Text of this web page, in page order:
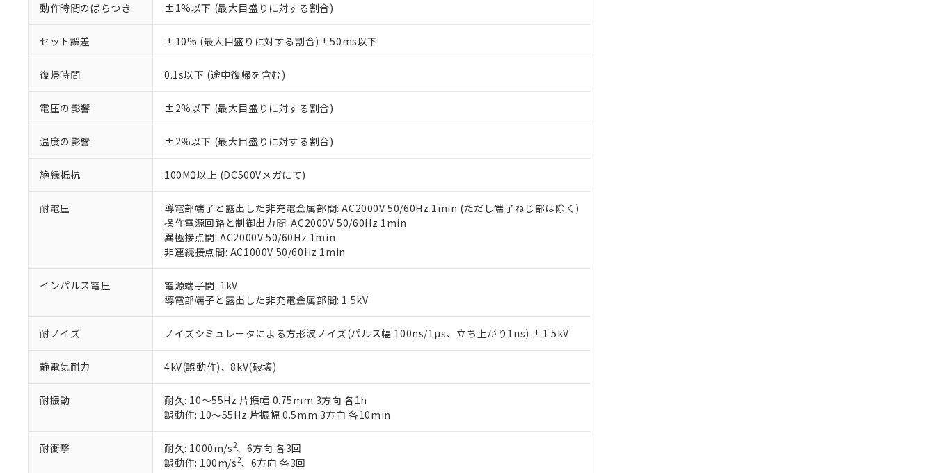
動作時間のばらつき ±1%以下 (最大目盛りに対する割合)
セット誤差 ±10% (最大目盛りに対する割合)±50ms以下
復帰時間 0.1s以下 (途中復帰を含む)
電圧の影響 ±2%以下 (最大目盛りに対する割合)
温度の影響 ±2%以下 (最大目盛りに対する割合)
絶縁抵抗 100MΩ以上 (DC500Vメガにて)
耐電圧
導電部端子と露出した非充電金属部間: AC2000V 50/60Hz 1min (ただし端子ねじ部は除く)
操作電源回路と制御出力間: AC2000V 50/60Hz 1min
異極接点間: AC2000V 50/60Hz 1min
非連続接点間: AC1000V 50/60Hz 1min
インパルス電圧
電源端子間: 1kV
導電部端子と露出した非充電金属部間: 1.5kV
耐ノイズ ノイズシミュレータによる方形波ノイズ(パルス幅 100ns/1µs、立ち上がり1ns) ±1.5kV
静電気耐力 4kV(誤動作)、8kV(破壊)
耐振動
耐久: 10～55Hz 片振幅 0.75mm 3方向 各1h
誤動作: 10～55Hz 片振幅 0.5mm 3方向 各10min
耐衝撃 耐久: 1000m/s2、6方向 各3回
誤動作: 100m/s2、6方向 各3回
ご利用条件
以下の条件をお読みいただき、同意のうえご利用ください。
くものです。
当社制御機器事業取扱商品の中には、本サービスの対象外となる商品もあることをご了承ください。
在庫状況および標準価格照会結果は、記載している更新日時点での社内データに基づき作成されるも
のであり、閲覧された時点での実際の在庫および標準価格とは異なる場合があることをご了承くださ
い。
当社販売員にご相談ください。
オムロン制御機器販売店や当社販売拠点は「販売ネットワーク
」をご確認ください。
在庫状況および標準価格結果を当社の事前の承諾なく第三者に漏洩または開示しないようお願いしま
す。
マイパーツ機能（部品リスト作成サービス）をご利用いただくには、I-Webメンバーズにご登録され
が、当社の製品・サービスに関するお客様との取引・商談に必要な範囲で利用することをご了承くだ
さい。
※当社の共同利用者とは、"個人情報の共同利用に関して"
の「1.共同利用者の範囲」に記載されて
いる法人を指します。
対応予定なし：EU RoHS指令（10物質）の非含有に非対応の商品で、対応品を出す予定はありません。
調査・確認中：EU RoHS指令（10物質）の非含有の対応状況を調査中または確認中の商品です。
非該当品：ライセンス料など無形物で、有害物質有無と関係のない商品です。
仕入先様の事情により、非含有部品としていたものが、含有品と判明した場合などやむを得ず変更すること
があります。
鉛(Pb) 1000ppm以下、 水銀(Hg) 1000ppm以下、 カドミウム(Cd) 100ppm以下、
ル（DBP） 1000ppm以下、フタル酸ジイソブチル (DIBP) 1000ppm以下
※2 対応予定月
部品在庫の切り替え状況などにより、予定月が前後することがあります。
※3 非含有証明書ダウンロード
下記の非含有証明書をダウンロードすることができます。
EU RoHS指令（10物質）の非含有証明書
51物質の非含有証明書（当社基準）
また、RoHS指令のフタル酸エステル類４物質の対応では、対応完了までの期間は出荷製品に未対応品が
混在することから備考欄に対応日を記載しておりました。
既に当社にて対応品への在庫切替を完了していることから、特段のことがない限り、2022年1月12日よ
※1 中国RoHS○×表
「○」：最大均質材料含有率が中国RoHSの基準値以下であることを示します。
「×」：最大均質材料含有率が中国RoHSの基準値を超えていることを示します。
「－」：未確認です。当社販売部門へお問い合わせください。
*中国RoHS10物質の基準値 (GB/T26572)：
Pb(鉛) :1000ppm、 Hg(水銀) : 1000ppm、 Cd(カドミウム) : 100ppm、
Cr(Ⅵ)(六価クロム) : 1000ppm、 PBBs(ポリ臭化ビフェニル類) : 1000ppm、 PBDEs(ポリ臭化ジフェニルエーテル類) : 1000ppm、
DBP(フタル酸ジブチル) : 1000ppm、 DIBP(フタル酸ジイソブチル) : 1000ppm、 BBP(フタル酸ブチルベンジル) : 1000ppm、
DEHP(フタル酸ビス(2-エチルヘキシル)) : 1000ppm
※2 環境保護使用期限
「ｅ」：有害物質（10物質）のすべてが基準値以下であることを示します。
味します。
「－」：未確認です。当社販売部門へお問い合わせください。
当社は、これら貴社製品のうち、外国為替および外国貿易法に定める商品（以下｢規制貨物等」とい
う）を輸出または国外への提供する場合は、日本国政府の輸出許可(または役務取引許可)を取得する
当社は規制貨物を破棄する場合は、完全に破砕するなど、違法に輸出されないよう必要な手段を講じ
ます。
当社は貴社製品を、核兵器、ミサイル、化学兵器、生物兵器またはその他武器並びにこれらの製造装
置等に一切使用いたしません。
当社は、貴社製品を第三者に販売する場合は、上記1、2および3の内容を当該第三者に通知します。
また当社は、販売先および販売に係わる関係者が違法に輸出するおそれがある場合は、取り引きをい
たしません。
記
号
説明
○ 一定数以上の在庫あり
△ 一定数には満たないが在庫あり
－
在庫なし(最新の在庫状況については、お客様のお取引先、またはお客様担当のオムロン制御
機器販売店・当社販売員にご確認ください)
空
白